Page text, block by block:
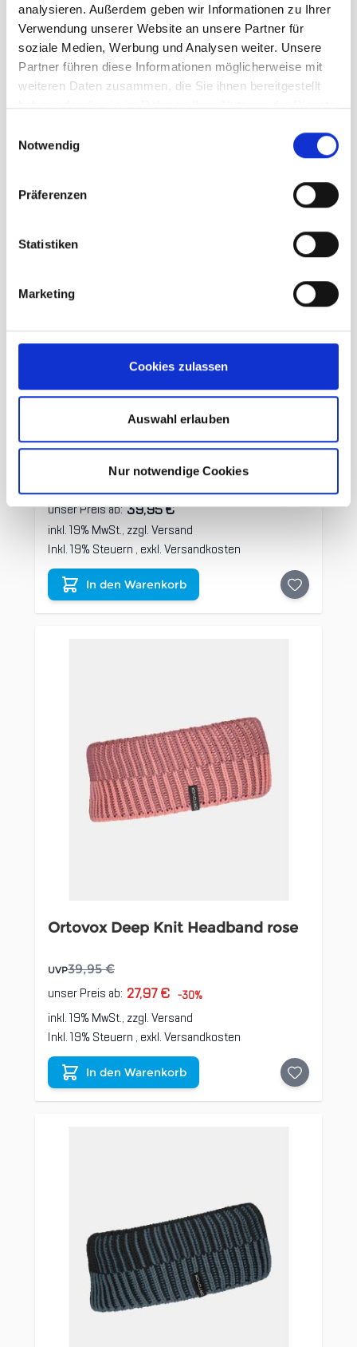
analysieren. Außerdem geben wir Informationen zu Ihrer
Verwendung unserer Website an unsere Partner für
soziale Medien, Werbung und Analysen weiter. Unsere
Partner führen diese Informationen möglicherweise mit
weiteren Daten zusammen, die Sie ihnen bereitgestellt
haben oder die sie im Rahmen Ihrer Nutzung der Dienste
Notwendig
Präferenzen
Statistiken
Marketing
Cookies zulassen
Auswahl erlauben
Nur notwendige Cookies
unser Preis ab: 20,97 € -30%
inkl. 19% MwSt., zzgl.Versand
Inkl. 19% Steuern ,exkl.Versandkosten
Ortovox Wonderwool Headband
unser Preis ab: 39,95 €
inkl. 19% MwSt., zzgl.Versand
Inkl. 19% Steuern , exkl.Versandkosten
In den Warenkorb
Ortovox Deep Knit Headband rose
UVP39,95 €
unser Preis ab: 27,97 € -30%
inkl. 19% MwSt., zzgl.Versand
Inkl. 19% Steuern , exkl.Versandkosten
In den Warenkorb